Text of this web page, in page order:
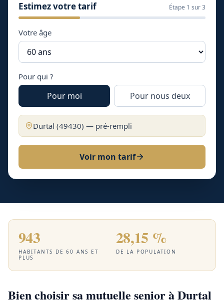
Estimez votre tarif Étape 1 sur 3
Votre âge
Pour qui ?
Pour moi Pour nous deux
Durtal (49430) — pré-rempli
Voir mon tarif
943
HABITANTS DE 60 ANS ET
PLUS
28,15 %
DE LA POPULATION
Bien choisir sa mutuelle senior à Durtal